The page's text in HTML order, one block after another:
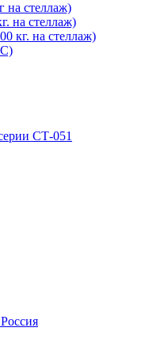
на стеллаж)
на стеллаж)
кг. на стеллаж)
СТ-051